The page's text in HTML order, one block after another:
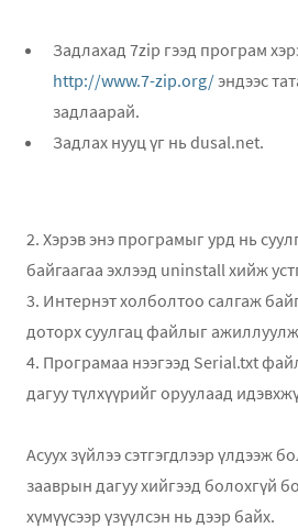
Задлахад 7zip гээд програм
http://www.7-zip.org/эндээс
задлаарай.
Задлах нууц үг нь dusal.net.
2. Хэрэв энэ програмыг урд нь
байгаагаа эхлээд uninstall хийж
3. Интернэт холболтоо салгаж
доторх суулгац файлыг ажиллуулж
4. Програмаа нээгээд Serial.txt
дагуу түлхүүрийг оруулаад
Асуух зүйлээ сэтгэгдлээр үлдээж
зааврын дагуу хийгээд болохгүй
хүмүүсээр үзүүлсэн нь дээр байх.